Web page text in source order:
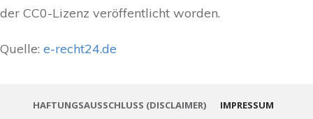
der CC0-Lizenz veröffentlicht worden.
Quelle: e-recht24.de
HAFTUNGSAUSSCHLUSS (DISCLAIMER)
IMPRESSUM